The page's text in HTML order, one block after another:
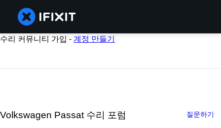
수리 커뮤니티 가입 -계정 만들기
Volkswagen Passat 수리 포럼 질문하기